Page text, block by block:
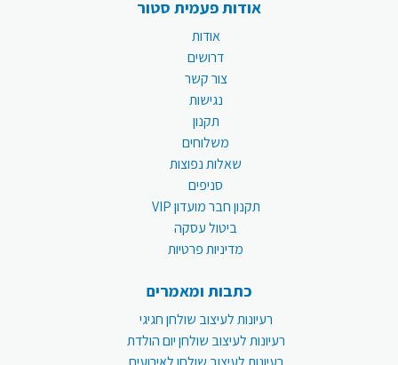
אודות פעמית סטור
אודות
דרושים
צור קשר
נגישות
תקנון
משלוחים
שאלות נפוצות
סניפים
תקנון חבר מועדון VIP
ביטול עסקה
מדיניות פרטיות
כתבות ומאמרים
רעיונות לעיצוב שולחן חגיגי
רעיונות לעיצוב שולחן יום הולדת